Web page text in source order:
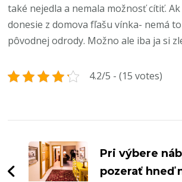
také nejedla a nemala možnosť cítiť.
donesie z domova fľašu vínka- nemá
pôvodnej odrody. Možno ale iba ja si
4.2/5 - (15 votes)
příspěvkuPri výbere
pozerať hneď